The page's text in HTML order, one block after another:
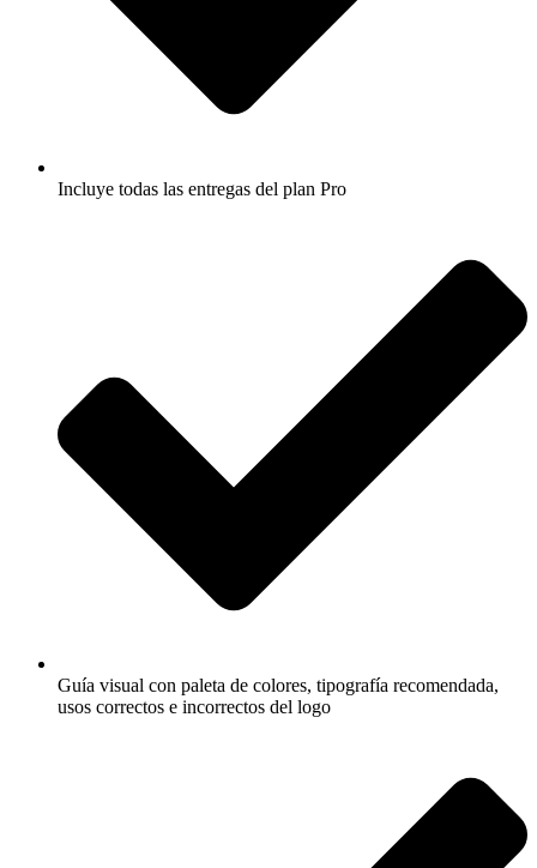
Incluye todas las entregas del plan Pro
Guía visual con paleta de colores, tipografía recomendada,
usos correctos e incorrectos del logo